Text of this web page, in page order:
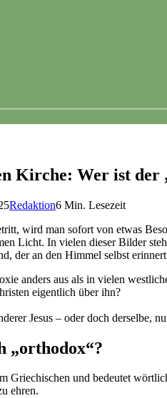
Kirche: Wer ist der
Redaktion6 Min. Lesezeit
wird man sofort von etwas
Licht. In vielen dieser Bilder
der an den Himmel selbst
anders aus als in vielen
eigentlich über ihn?
Jesus – oder doch derselbe,
„orthodox“?
Griechischen und bedeutet
ehren.